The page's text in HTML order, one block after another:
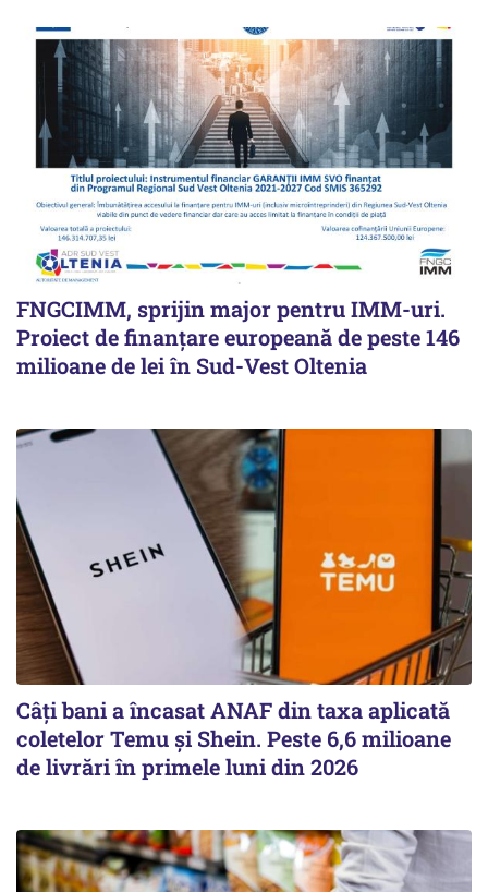
FNGCIMM, sprijin major pentru IMM-uri.
Proiect de finanțare europeană de peste 146
milioane de lei în Sud-Vest Oltenia
Câți bani a încasat ANAF din taxa aplicată
coletelor Temu și Shein. Peste 6,6 milioane
de livrări în primele luni din 2026